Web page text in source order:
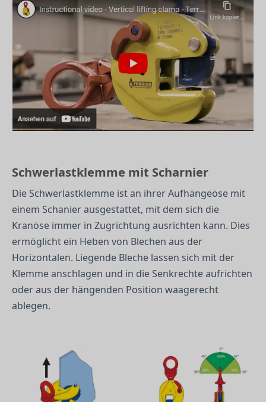
Schwerlastklemme mit Scharnier
Die Schwerlastklemme ist an ihrer Aufhängeöse mit
einem Schanier ausgestattet, mit dem sich die
Kranöse immer in Zugrichtung ausrichten kann. Dies
ermöglicht ein Heben von Blechen aus der
Horizontalen. Liegende Bleche lassen sich mit der
Klemme anschlagen und in die Senkrechte aufrichten
oder aus der hängenden Position waagerecht
ablegen.